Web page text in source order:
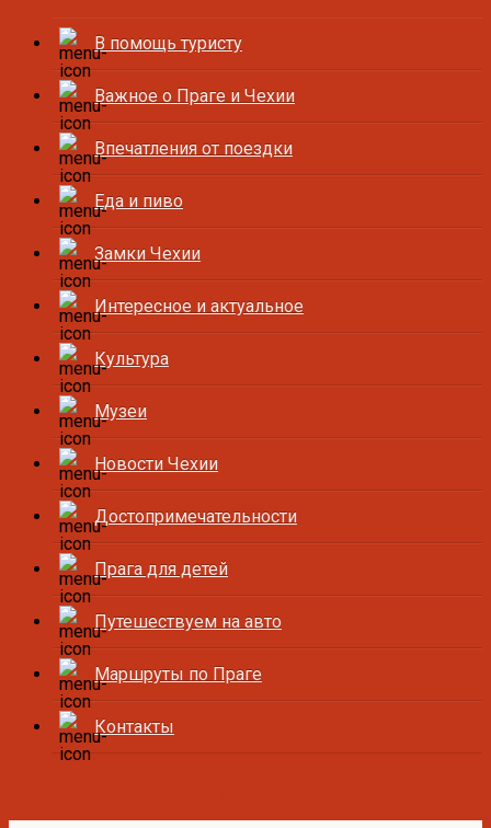
В помощь туристу
Важное о Праге и Чехии
Впечатления от поездки
Еда и пиво
Замки Чехии
Интересное и актуальное
Культура
Музеи
Новости Чехии
Достопримечательности
Прага для детей
Путешествуем на авто
Маршруты по Праге
Контакты